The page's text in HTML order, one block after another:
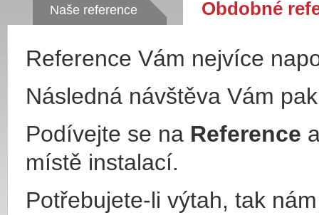
Naše reference Obdobné
Reference Vám nejvíce
Následná návštěva Vám
Podívejte se na Reference
místě instalací.
Potřebujete-li výtah, tak